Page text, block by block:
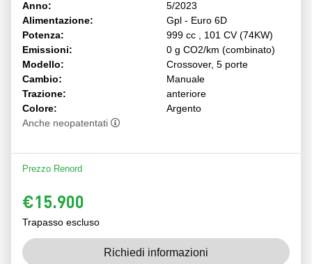
Anno:
5/2023
Alimentazione:
Gpl - Euro 6D
Potenza:
999 cc , 101 CV (74KW)
Emissioni:
0 g CO2/km (combinato)
Modello:
Crossover, 5 porte
Cambio:
Manuale
Trazione:
anteriore
Colore:
Argento
Anche neopatentati
Prezzo Renord
€15.900
Trapasso escluso
Richiedi informazioni